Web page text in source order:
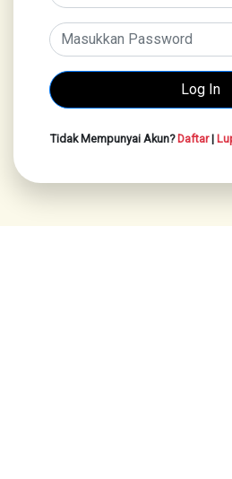
Tidak Mempunyai Akun?Daftar|